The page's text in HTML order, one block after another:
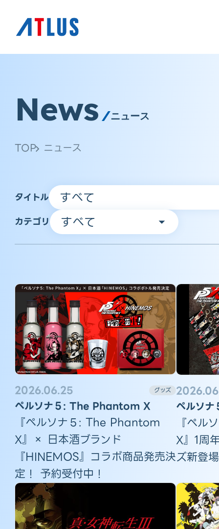
News ニュース
TOP ニュース
タイトル
カテゴリ
2026.06.25 グッズ
ペルソナ５: The Phantom X
『ペルソナ５: The Phantom
X』× 日本酒ブランド
『HINEMOS』コラボ商品発売決
定！ 予約受付中！
ペルソ
『ペ
X』1周
ズ新登